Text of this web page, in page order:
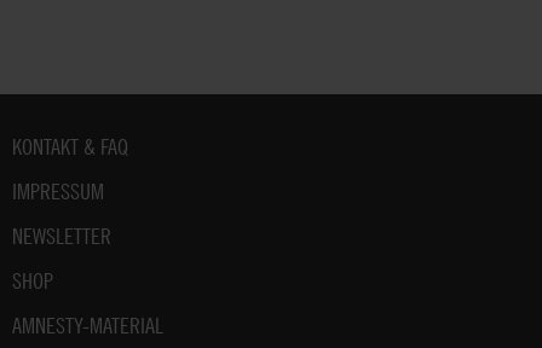
Fußbereich
KONTAKT & FAQ
IMPRESSUM
NEWSLETTER
SHOP
AMNESTY-MATERIAL